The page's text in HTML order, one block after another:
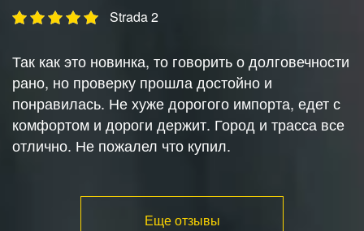
Strada 2
Так как это новинка, то говорить о долговечности
рано, но проверку прошла достойно и
понравилась. Не хуже дорогого импорта, едет с
комфортом и дороги держит. Город и трасса все
отлично. Не пожалел что купил.
Еще отзывы